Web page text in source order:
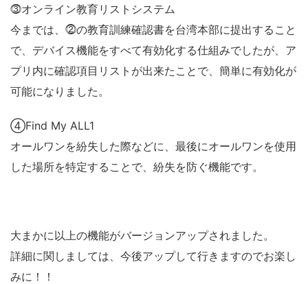
⓷オンライン教育リストシステム
今までは、⓶の教育訓練確認書を台湾本部に提出すること
で、デバイス機能をすべて有効化する仕組みでしたが、ア
プリ内に確認項目リストが出来たことで、簡単に有効化が
可能になりました。
④Find My ALL1
オールワンを紛失した際などに、最後にオールワンを使用
した場所を特定することで、紛失を防ぐ機能です。
大まかに以上の機能がバージョンアップされました。
詳細に関しましては、今後アップして行きますのでお楽し
みに！！